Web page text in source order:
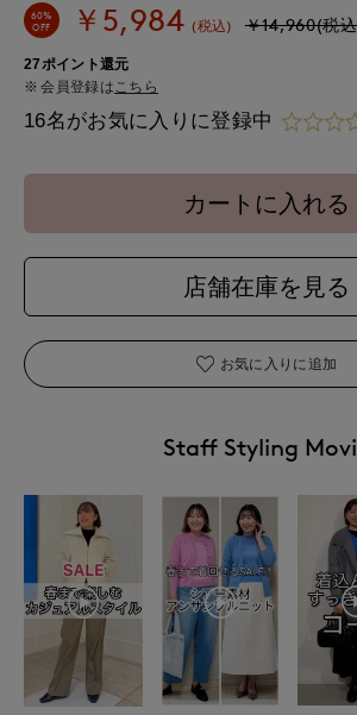
60%
OFF
￥5,984 (税込) ￥14,960(税
27ポイント還元
会員登録は こちら
16名がお気に入りに登録中
カートに入れる
店舗在庫を見る
お気に入りに追加
Staff Styling